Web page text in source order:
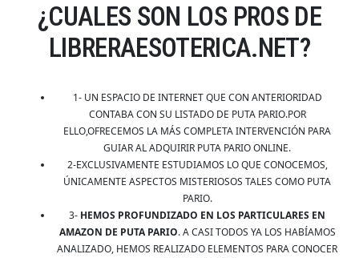
¿CUALES SON LOS PROS DE
LIBRERAESOTERICA.NET?
1- UN ESPACIO DE INTERNET QUE CON ANTERIORIDAD
CONTABA CON SU LISTADO DE PUTA PARIO.POR
ELLO,OFRECEMOS LA MÁS COMPLETA INTERVENCIÓN PARA
GUIAR AL ADQUIRIR PUTA PARIO ONLINE.
2-EXCLUSIVAMENTE ESTUDIAMOS LO QUE CONOCEMOS,
ÚNICAMENTE ASPECTOS MISTERIOSOS TALES COMO PUTA
PARIO.
3- HEMOS PROFUNDIZADO EN LOS PARTICULARES EN
AMAZON DE PUTA PARIO. A CASI TODOS YA LOS HABÍAMOS
ANALIZADO, HEMOS REALIZADO ELEMENTOS PARA CONOCER